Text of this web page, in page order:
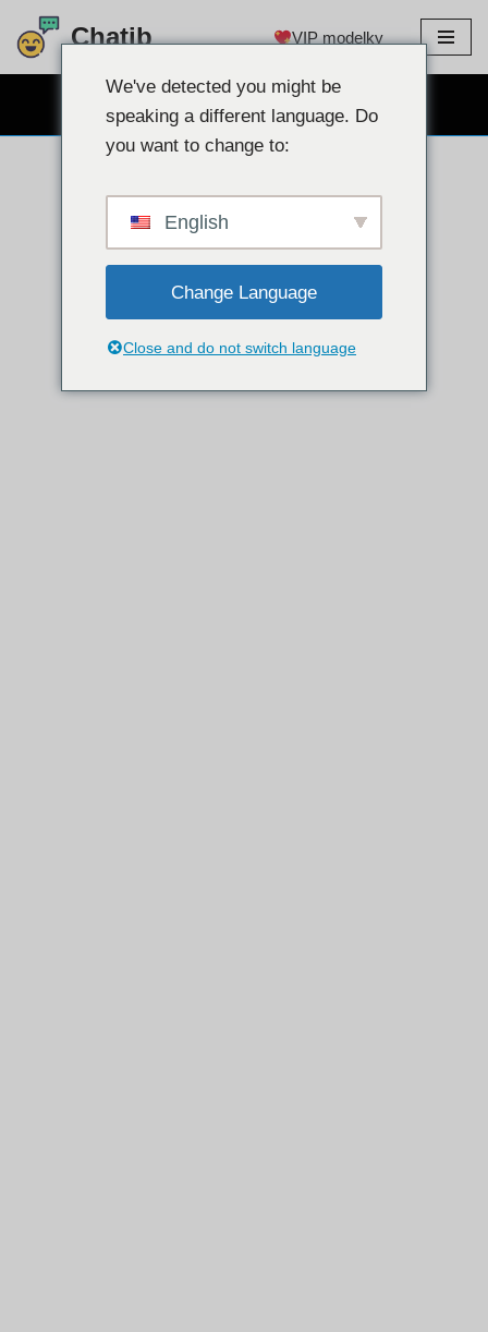
Přejít
Chatib VIP modelky
We've detected you might be
speaking a different language. Do
you want to change to:
English
Change Language
Close and do not switch language